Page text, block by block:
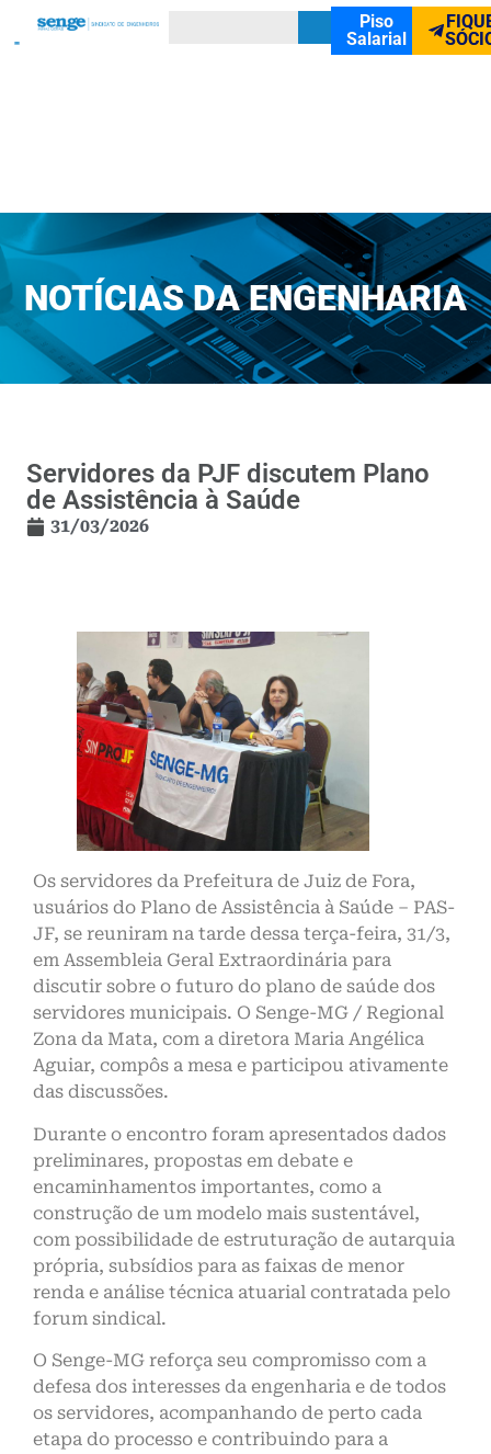
Piso
Salarial
NOTÍCIAS DA ENGENHARIA
Servidores da PJF discutem Plano
de Assistência à Saúde
31/03/2026
Os servidores da Prefeitura de Juiz de Fora,
usuários do Plano de Assistência à Saúde – PAS-
JF, se reuniram na tarde dessa terça-feira, 31/3,
em Assembleia Geral Extraordinária para
discutir sobre o futuro do plano de saúde dos
servidores municipais. O Senge-MG / Regional
Zona da Mata, com a diretora Maria Angélica
Aguiar, compôs a mesa e participou ativamente
das discussões.
Durante o encontro foram apresentados dados
preliminares, propostas em debate e
encaminhamentos importantes, como a
construção de um modelo mais sustentável,
com possibilidade de estruturação de autarquia
própria, subsídios para as faixas de menor
renda e análise técnica atuarial contratada pelo
forum sindical.
O Senge-MG reforça seu compromisso com a
defesa dos interesses da engenharia e de todos
os servidores, acompanhando de perto cada
etapa do processo e contribuindo para a